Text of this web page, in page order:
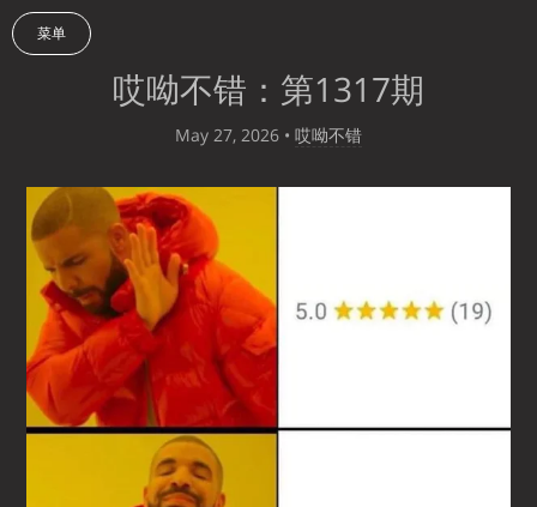
菜单
哎呦不错：第1317期
May 27, 2026 • 哎呦不错